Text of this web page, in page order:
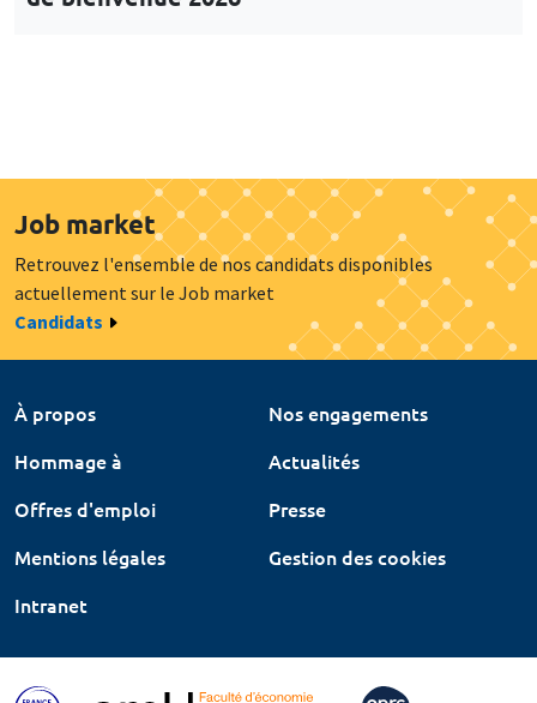
Job market
Retrouvez l'ensemble de nos candidats disponibles
actuellement sur le Job market
Candidats
À propos
Nos engagements
Hommage à
Actualités
Offres d'emploi
Presse
Mentions légales
Gestion des cookies
Intranet